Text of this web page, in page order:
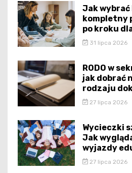
Jak
kompletny
po kroku
31 lipca 2026
RODO w
jak dobrać
rodzaju
27 lipca 2026
Wycieczki
Jak
wyjazdy
27 lipca 2026